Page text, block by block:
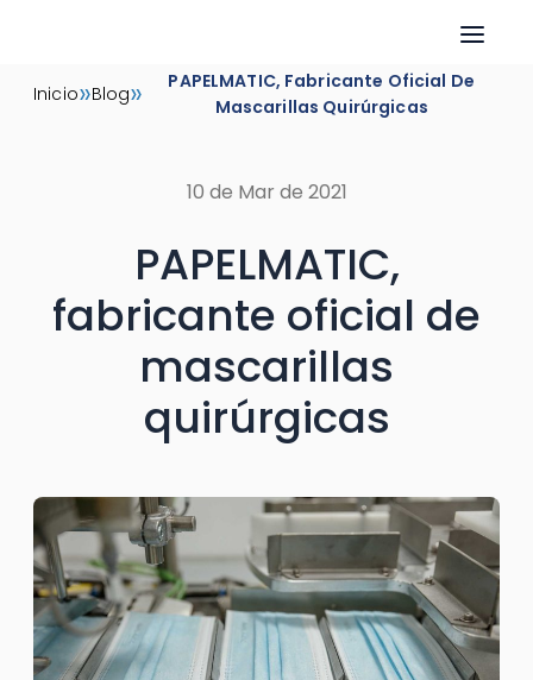
Inicio»Blog»
PAPELMATIC, Fabricante Oficial De
Mascarillas Quirúrgicas
10 de Mar de 2021
PAPELMATIC,
fabricante oficial de
mascarillas
quirúrgicas